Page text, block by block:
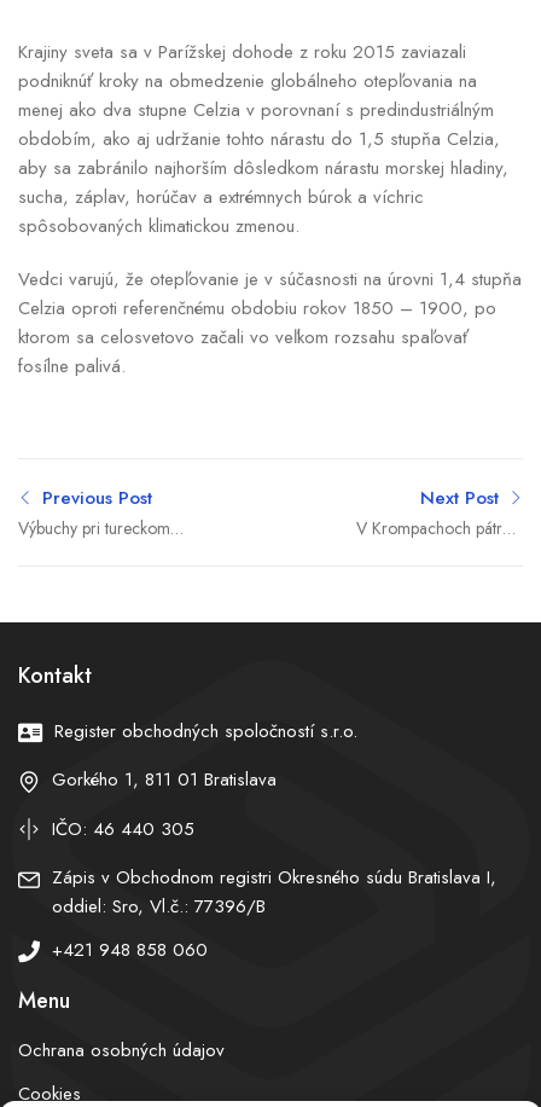
Krajiny sveta sa v Parížskej dohode z roku 2015 zaviazali
podniknúť kroky na obmedzenie globálneho otepľovania na
menej ako dva stupne Celzia v porovnaní s predindustriálným
obdobím, ako aj udržanie tohto nárastu do 1,5 stupňa Celzia,
aby sa zabránilo najhorším dôsledkom nárastu morskej hladiny,
sucha, záplav, horúčav a extrémnych búrok a víchric
spôsobovaných klimatickou zmenou.
Vedci varujú, že otepľovanie je v súčasnosti na úrovni 1,4 stupňa
Celzia oproti referenčnému obdobiu rokov 1850 – 1900, po
ktorom sa celosvetovo začali vo veľkom rozsahu spaľovať
fosílne palivá.
Previous Post
Výbuchy pri tureckom
Next Post
V Krompachoch pátrajú
Kontakt
Register obchodných spoločností s.r.o.
Gorkého 1, 811 01 Bratislava
IČO: 46 440 305
Zápis v Obchodnom registri Okresného súdu Bratislava I,
oddiel: Sro, Vl.č.: 77396/B
+421 948 858 060
Menu
Ochrana osobných údajov
Cookies